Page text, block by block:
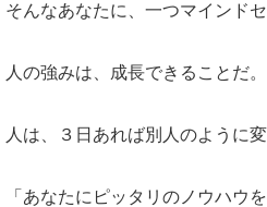
そんなあなたに、一つマインド
人の強みは、成長できることだ。
人は、３日あれば別人のように変
「あなたにピッタリのノウハウ